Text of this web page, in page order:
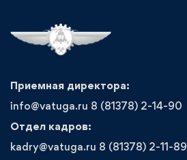
Приемная директора:
info@vatuga.ru 8 (81378) 2-14-90
Отдел кадров:
kadry@vatuga.ru 8 (81378) 2-11-89